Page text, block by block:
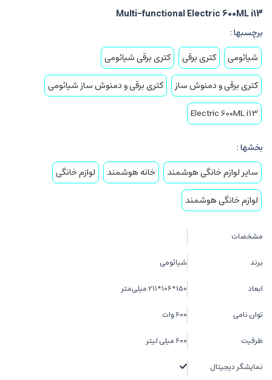
Multi-functional Electric 600ML i13
برچسبها :
شیائومی
کتری برقی
کتری برقی شیائومی
کتری برقی و دمنوش ساز
کتری برقی و دمنوش ساز شیائومی
Electric 600ML i13
بخشها :
سایر لوازم خانگی هوشمند
خانه هوشمند
لوازم خانگی
لوازم خانگی هوشمند
مشخصات
برند شیائومی
ابعاد 150*106*211 میلی‌متر
توان نامی 600 وات
ظرفیت 600 میلی لیتر
نمایشگر دیجیتال